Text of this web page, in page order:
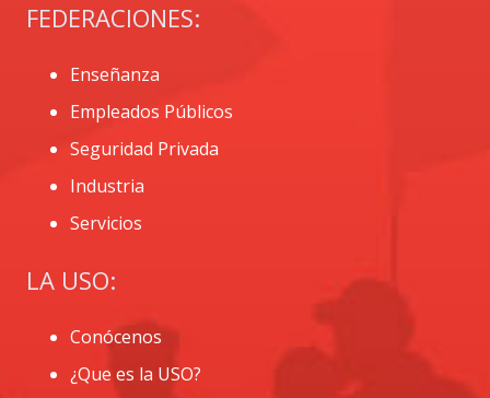
FEDERACIONES:
Enseñanza
Empleados Públicos
Seguridad Privada
Industria
Servicios
LA USO:
Conócenos
¿Que es la USO?